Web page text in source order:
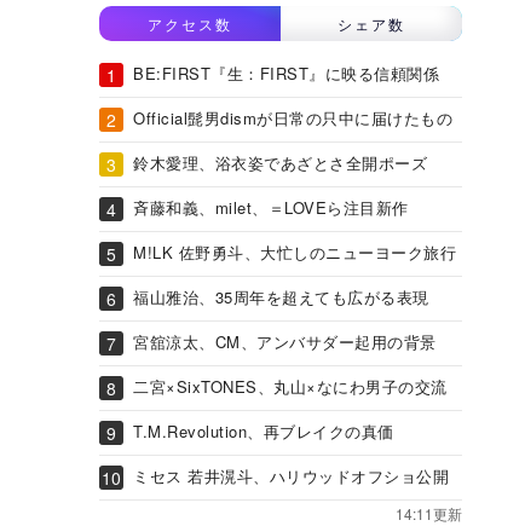
アクセス数 シェア数
BE:FIRST『生：FIRST』に映る信頼関係
Official髭男dismが日常の只中に届けたもの
鈴木愛理、浴衣姿であざとさ全開ポーズ
斉藤和義、milet、＝LOVEら注目新作
M!LK 佐野勇斗、大忙しのニューヨーク旅行
福山雅治、35周年を超えても広がる表現
宮舘涼太、CM、アンバサダー起用の背景
二宮×SixTONES、丸山×なにわ男子の交流
T.M.Revolution、再ブレイクの真価
ミセス 若井滉斗、ハリウッドオフショ公開
14:11更新